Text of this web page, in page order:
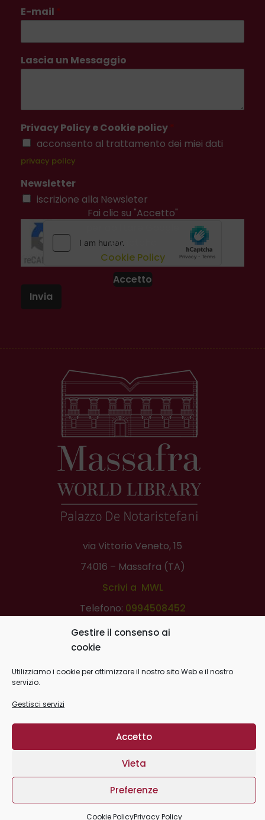
Gestire il consenso ai
cookie
Utilizziamo i cookie per ottimizzare il nostro sito Web e il nostro
servizio.
Gestisci servizi
Accetto
Vieta
Preferenze
Cookie PolicyPrivacy Policy
E-mail *
Lascia un Messaggio
Privacy Policy e Cookie policy *
acconsento al trattamento dei miei dati
privacy policy
Newsletter
iscrizione alla Newsleter
Fai clic su "Accetto"
recaptcha
Cookie Policy
Accetto
Invia
via Vittorio Veneto, 15
74016 – Massafra (TA)
Scrivi a MWL
Telefono: 0994508452
Scrivi a Lions Ditigal Book
03159190739
Multimedia
Info utili